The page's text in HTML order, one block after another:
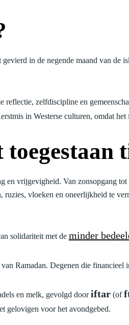
in de negende maand van
zelfdiscipline en
in Westerse culturen, omdat
en vrijgevigheid. Van zonsopgang
ruzies, vloeken en oneerlijkheid te
solidariteit met de minder
Ramadan. Degenen die
en melk, gevolgd dooriftar (of
gelovigen voor het avondgebed.